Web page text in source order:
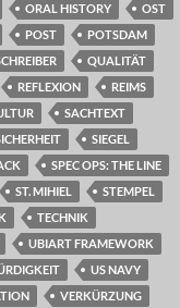
ORAL HISTORY
OST
POST
POTSDAM
QUALITÄT
REFLEXION
REIMS
SACHTEXT
SIEGEL
SPEC OPS: THE LINE
ST. MIHIEL
STEMPEL
TECHNIK
UBIART FRAMEWORK
US NAVY
VERKÜRZUNG